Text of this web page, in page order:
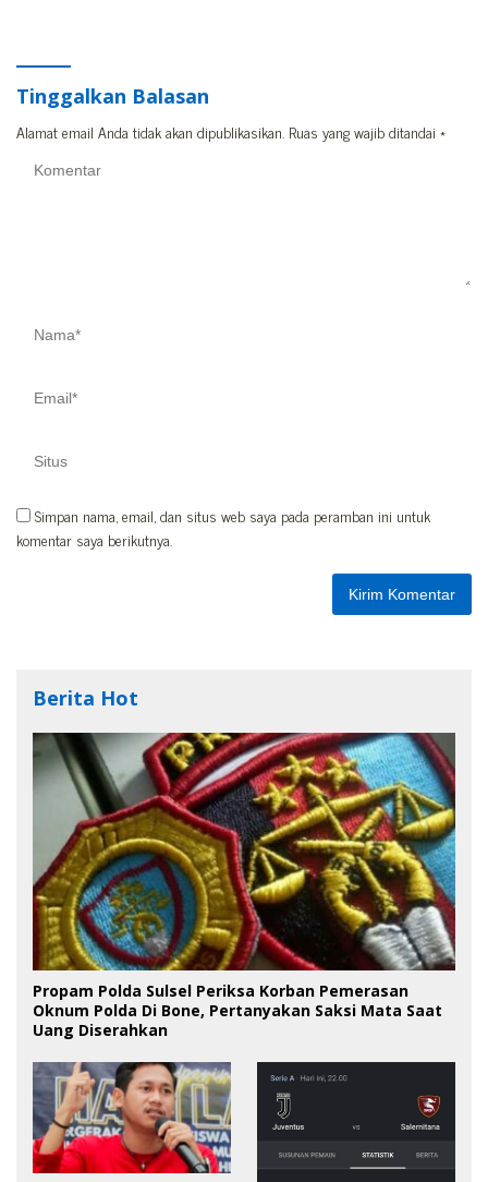
Tinggalkan Balasan
Alamat email Anda tidak akan dipublikasikan. Ruas yang wajib ditandai *
Simpan nama, email, dan situs web saya pada peramban ini untuk
komentar saya berikutnya.
Berita Hot
Propam Polda Sulsel Periksa Korban Pemerasan
Oknum Polda Di Bone, Pertanyakan Saksi Mata Saat
Uang Diserahkan